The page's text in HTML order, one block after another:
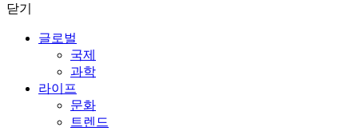
닫기
글로벌
국제
과학
라이프
문화
트렌드